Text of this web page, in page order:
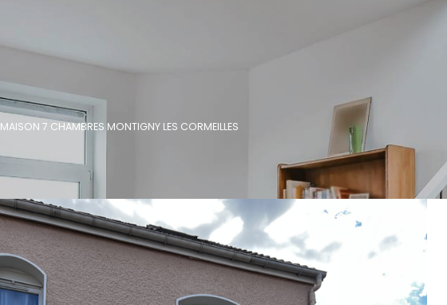
MAISON 7 CHAMBRES MONTIGNY LES CORMEILLES